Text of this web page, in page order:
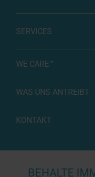
SERVICES
WE CARE™
WAS UNS ANTREIBT
KONTAKT
BEHALTE